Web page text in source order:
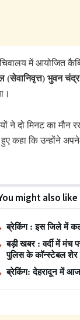
में आयोजित
(सेवानिवृत्त) भुवन
ने दो मिनट का मौन
कहा कि उन्होंने
might also like
ब्रेकिंग : इस जिले में
बड़ी खबर : वर्दी में मंच
पुलिस के कॉन्स्टेबल शेर
ब्रेकिंग: देहरादून में